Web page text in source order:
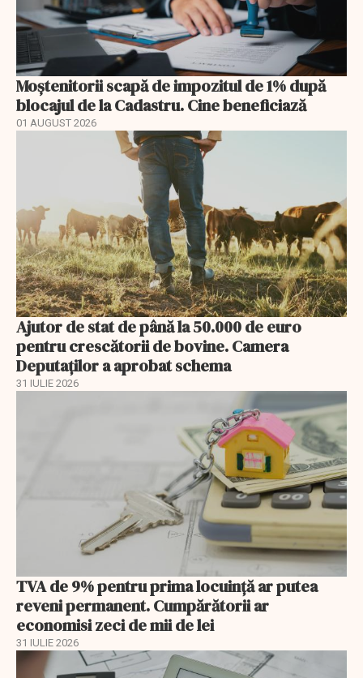
Moștenitorii scapă de impozitul de 1% după
blocajul de la Cadastru. Cine beneficiază
01 AUGUST 2026
Ajutor de stat de până la 50.000 de euro
pentru crescătorii de bovine. Camera
Deputaților a aprobat schema
31 IULIE 2026
TVA de 9% pentru prima locuință ar putea
reveni permanent. Cumpărătorii ar
economisi zeci de mii de lei
31 IULIE 2026